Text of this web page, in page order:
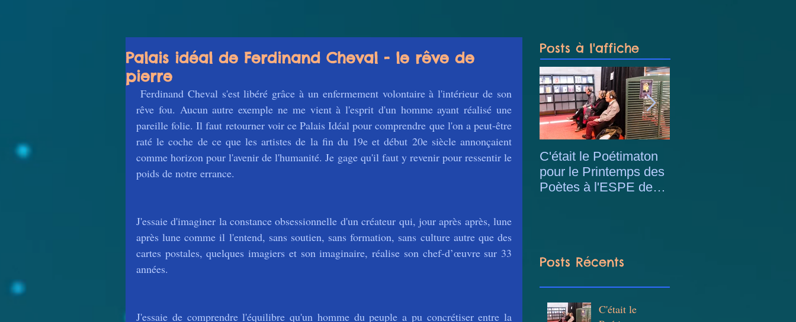
Palais idéal de Ferdinand Cheval - le rêve de
pierre
rêve fou. Aucun autre exemple ne me vient à l'esprit d'un homme ayant réalisé une
pareille folie. Il faut retourner voir ce Palais Idéal pour comprendre que l'on a peut-être
raté le coche de ce que les artistes de la fin du 19e et début 20e siècle annonçaient
comme horizon pour l'avenir de l'humanité. Je gage qu'il faut y revenir pour ressentir le
poids de notre errance.
J'essaie d'imaginer la constance obsessionnelle d'un créateur qui, jour après après, lune
après lune comme il l'entend, sans soutien, sans formation, sans culture autre que des
cartes postales, quelques imagiers et son imaginaire, réalise son chef-d’œuvre sur 33
années.
J'essaie de comprendre l'équilibre qu'un homme du peuple a pu concrétiser entre la
Posts à l'affiche
C'était le Poétimaton
pour le Printemps des
Poètes à l'ESPE de
Posts Récents
C'était le